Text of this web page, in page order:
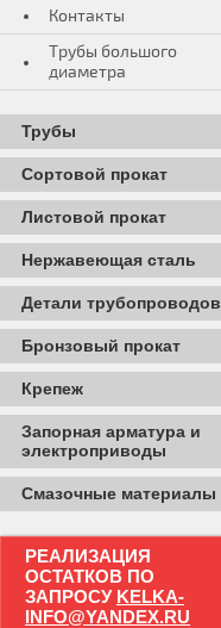
Контакты
Трубы большого
диаметра
Трубы
Сортовой прокат
Листовой прокат
Нержавеющая сталь
Детали трубопроводов
Бронзовый прокат
Крепеж
Запорная арматура и
электроприводы
Смазочные материалы
РЕАЛИЗАЦИЯ
ОСТАТКОВ ПО
ЗАПРОСУ KELKA-
INFO@YANDEX.RU